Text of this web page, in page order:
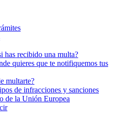
has recibido una multa?
quieres que te notifiquemos tus
multarte?
de infracciones y sanciones
de la Unión Europea